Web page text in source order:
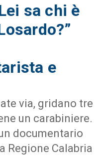
sa chi è
e
via, gridano tre
un carabiniere.
documentario
Regione Calabria